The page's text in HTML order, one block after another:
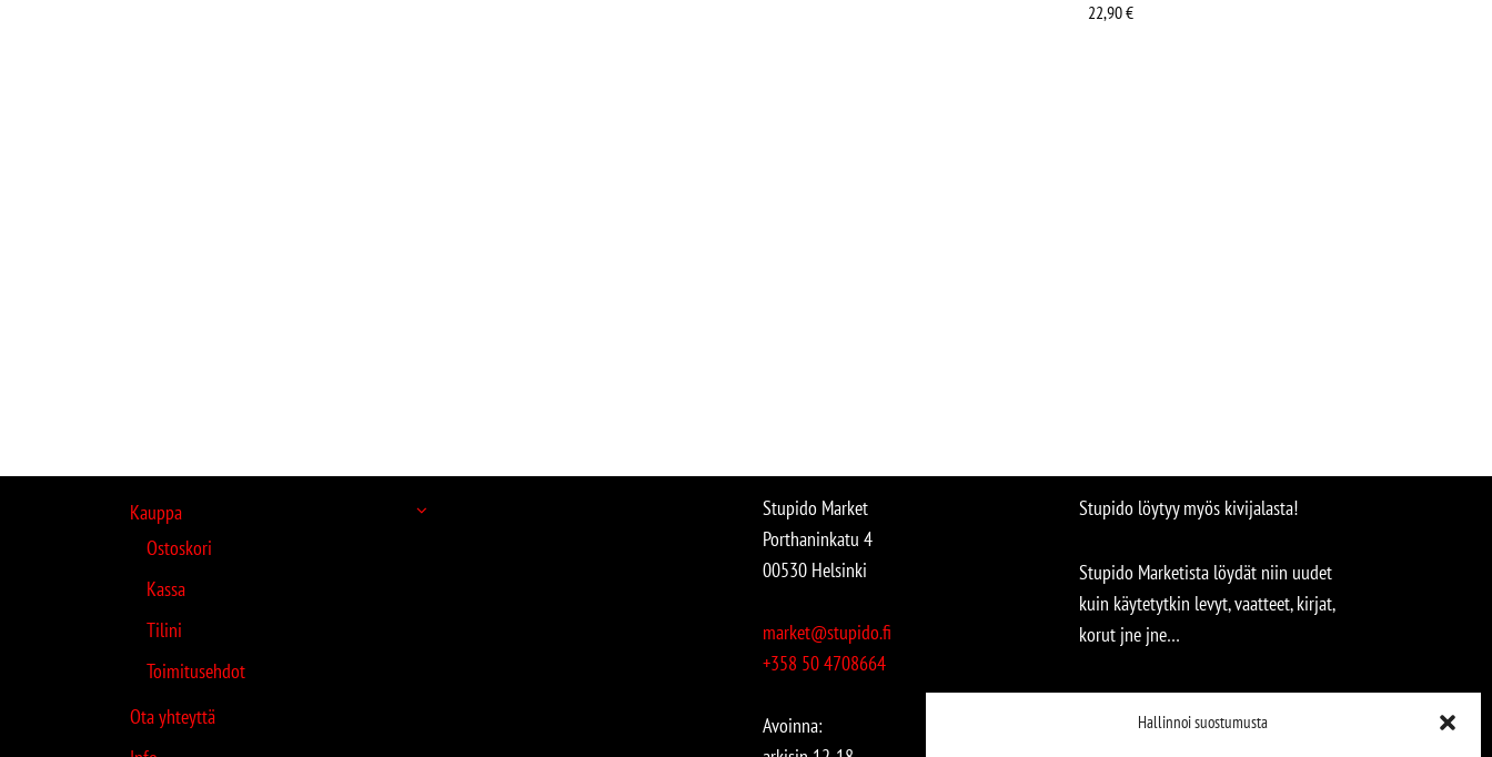
Hallinnoi suostumusta
22,90€
Kauppa
Ostoskori
Kassa
Tilini
Toimitusehdot
Ota yhteyttä
Stupido Market
Porthaninkatu 4
00530 Helsinki
market@stupido.fi
+358 50 4708664
Avoinna:
Stupido löytyy myös kivijalasta!
Stupido Marketista löydät niin uudet
kuin käytetytkin levyt, vaatteet, kirjat,
korut jne jne…